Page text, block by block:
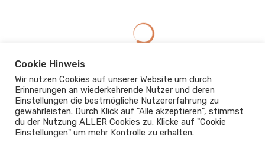
Cookie Hinweis
Wir nutzen Cookies auf unserer Website um durch
Erinnerungen an wiederkehrende Nutzer und deren
Einstellungen die bestmögliche Nutzererfahrung zu
gewährleisten. Durch Klick auf "Alle akzeptieren", stimmst
du der Nutzung ALLER Cookies zu. Klicke auf "Cookie
Einstellungen" um mehr Kontrolle zu erhalten.